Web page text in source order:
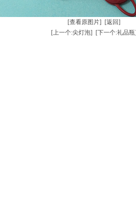
[查看原图片] [返回]
[上一个:尖灯泡] [下一个:礼品